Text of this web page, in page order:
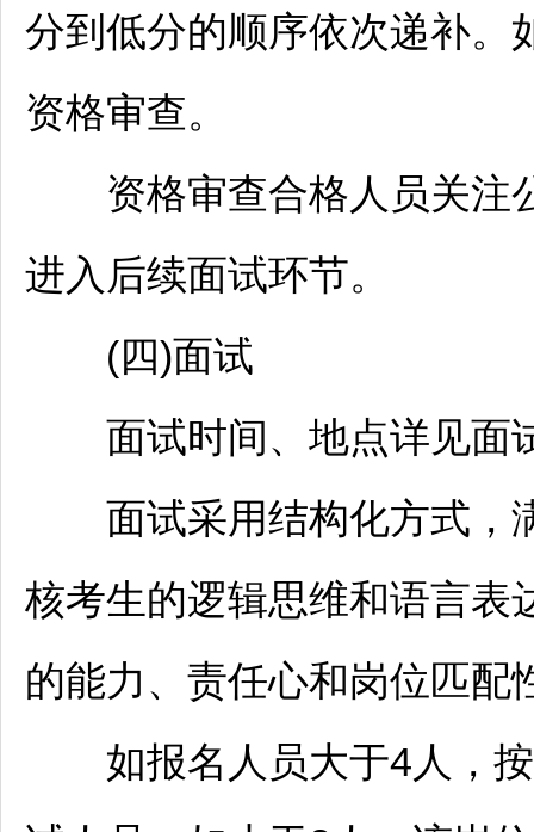
分到低分的顺序依次递补。
资格审查。
资格审查合格人员关注
进入后续面试环节。
(四)面试
面试时间、地点详见面
面试采用结构化方式，
核考生的逻辑思维和语言表
的能力、责任心和岗位匹配
如报名人员大于4人，按